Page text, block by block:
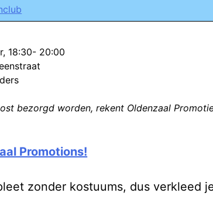
18:30- 20:00
bezorgd worden, rekent Oldenzaal
Promotions!
zonder kostuums, dus verkleed